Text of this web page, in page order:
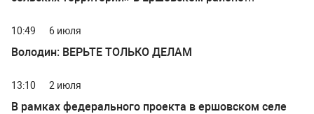
10:49 6 июля
Володин: ВЕРЬТЕ ТОЛЬКО ДЕЛАМ
13:10 2 июля
В рамках федерального проекта в ершовском селе